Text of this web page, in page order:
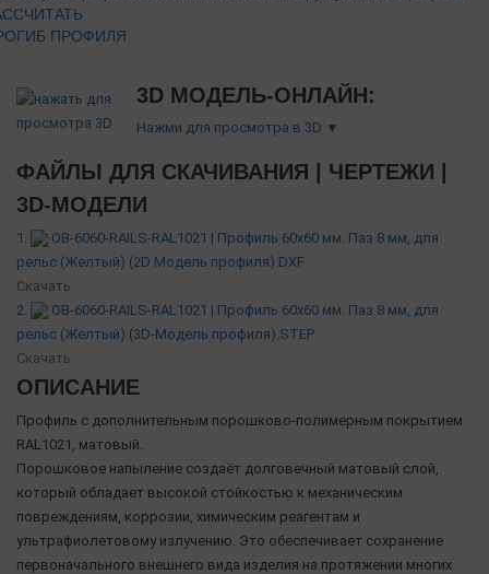
ПРОФИЛЯ
3D МОДЕЛЬ-ОНЛАЙН:
Нажми для просмотра в 3D ▼
ФАЙЛЫ ДЛЯ СКАЧИВАНИЯ | ЧЕРТЕЖИ |
3D-МОДЕЛИ
1.
OB-6060-RAILS-RAL1021 | Профиль 60х60 мм. Паз 8 мм, для
рельс (Желтый) (2D Модель профиля).DXF
Скачать
2.
OB-6060-RAILS-RAL1021 | Профиль 60х60 мм. Паз 8 мм, для
рельс (Желтый) (3D-Модель профиля).STEP
Скачать
ОПИСАНИЕ
Профиль с дополнительным порошково-полимерным покрытием
RAL1021, матовый.
Порошковое напыление создаёт долговечный матовый слой,
который обладает высокой стойкостью к механическим
повреждениям, коррозии, химическим реагентам и
ультрафиолетовому излучению. Это обеспечивает сохранение
первоначального внешнего вида изделия на протяжении многих